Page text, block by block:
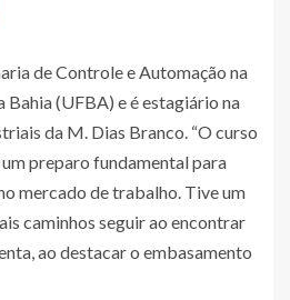
de Controle e Automação na
Bahia (UFBA) e é estagiário na
da M. Dias Branco. “O curso
preparo fundamental para
mercado de trabalho. Tive um
caminhos seguir ao encontrar
ao destacar o embasamento